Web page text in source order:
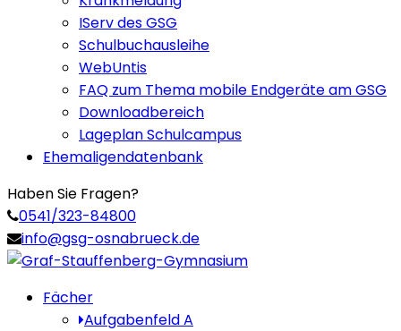
IServ des GSG
Schulbuchausleihe
WebUntis
FAQ zum Thema mobile Endgeräte am GSG
Downloadbereich
Lageplan Schulcampus
Ehemaligendatenbank
Haben Sie Fragen?
0541/323-84800
info@gsg-osnabrueck.de
Fächer
Aufgabenfeld A